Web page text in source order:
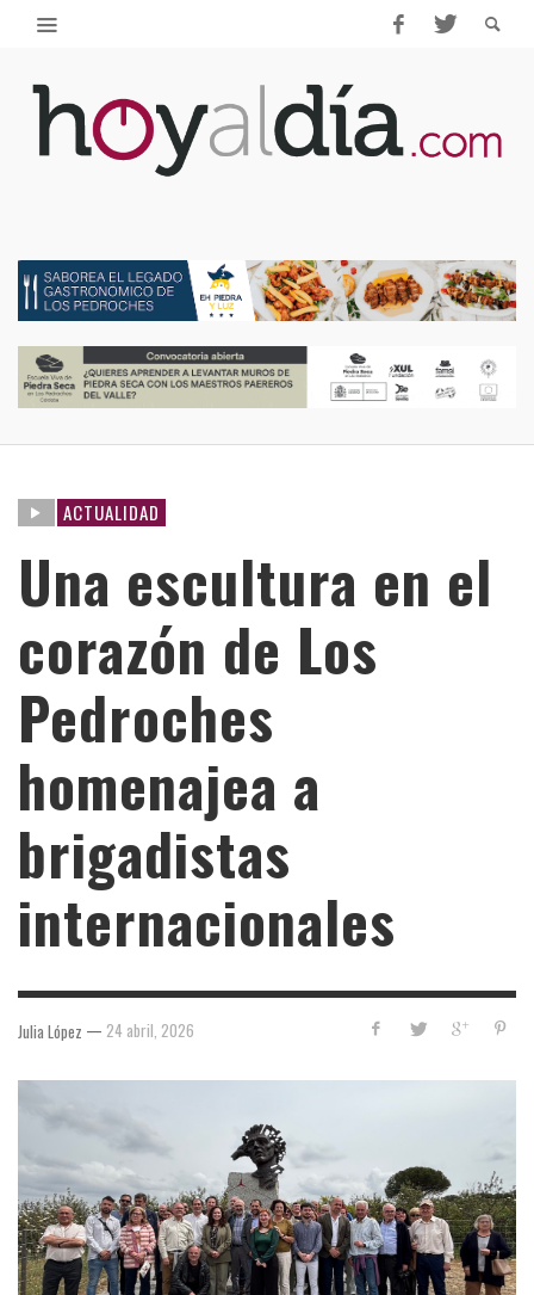
ACTUALIDAD
Una escultura en el
corazón de Los
Pedroches
homenajea a
brigadistas
internacionales
Julia López — 24 abril, 2026